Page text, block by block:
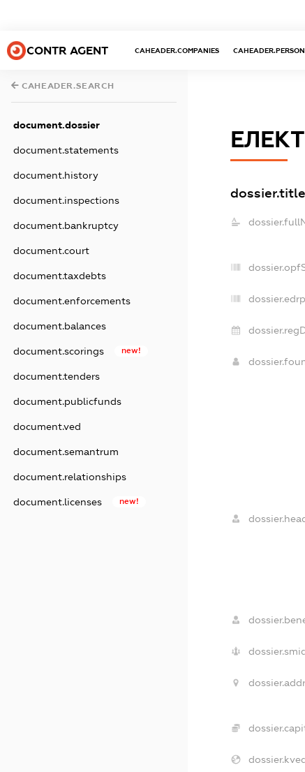
CONTR AGENT CAHEADER.COMPANIES
CAHEADER.SEARCH
document.dossier
document.statements
document.history
document.inspections
document.bankruptcy
document.court
document.taxdebts
document.enforcements
document.balances
document.scorings new!
document.tenders
document.publicfunds
document.ved
document.semantrum
document.relationships
document.licenses new!
dossier.title